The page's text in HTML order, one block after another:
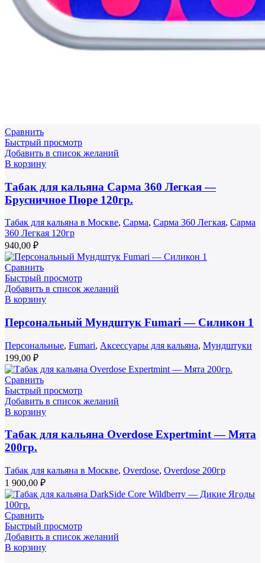
Сравнить
Быстрый просмотр
Добавить в список желаний
В корзину
Табак для кальяна Сарма 360 Легкая —
Брусничное Пюре 120гр.
Табак для кальяна в Москве, Сарма, Сарма 360 Легкая, Сарма
360 Легкая 120гр
940,00 ₽
Сравнить
Быстрый просмотр
Добавить в список желаний
В корзину
Персональный Мундштук Fumari — Силикон 1
Персональные, Fumari, Аксессуары для кальяна, Мундштуки
199,00 ₽
Сравнить
Быстрый просмотр
Добавить в список желаний
В корзину
Табак для кальяна Overdose Expertmint — Мята
200гр.
Табак для кальяна в Москве, Overdose, Overdose 200гр
1 900,00 ₽
Сравнить
Быстрый просмотр
Добавить в список желаний
В корзину